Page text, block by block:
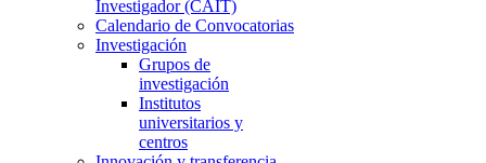
Investigador (CAIT)
Calendario de Convocatorias
Investigación
Grupos de
investigación
Institutos
universitarios y
centros